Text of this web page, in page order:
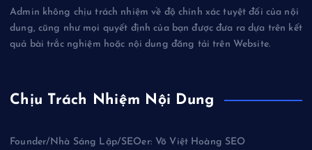
Admin không chịu trách nhiệm về độ chính xác tuyệt đối của nội
dung, cũng như mọi quyết định của bạn được đưa ra dựa trên kết
quả bài trắc nghiệm hoặc nội dung đăng tải trên Website.
Chịu Trách Nhiệm Nội Dung
Founder/Nhà Sáng Lập/SEOer: Võ Việt Hoàng SEO